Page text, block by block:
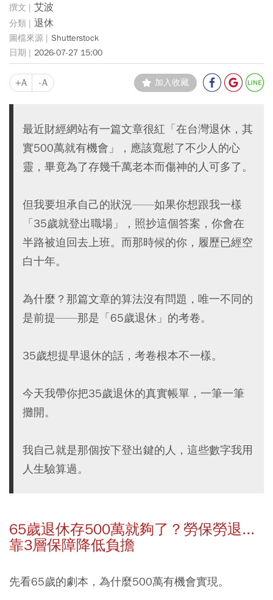
艾波
退休
Shutterstock
2026-07-27 15:00
+A -A 加入收藏
最近財經網站有一篇文章很紅「在台灣退休，其
實500萬就有機會」，應該寬慰了不少人的心
靈，畢竟為了存幾千萬老本而傷神的人可多了。
但我要坦承自己的狀況——如果你想跟我一樣
「35歲就登出職場」，照抄這個答案，你會在
半路被迫回去上班。而那時候的你，履歷已經空
白十年。
為什麼？那篇文章的算法沒有問題，唯一不同的
是前提——那是「65歲退休」的考卷。
35歲想提早退休的話，考卷根本不一樣。
今天我帶你把35歲退休的真實帳單，一筆一筆
攤開。
我自己就是那個按下登出鍵的人，這些數字我用
人生驗算過。
65歲退休存500萬就夠了？勞保勞退...
靠3層保障降低負擔
先看65歲的劇本，為什麼500萬有機會實現。